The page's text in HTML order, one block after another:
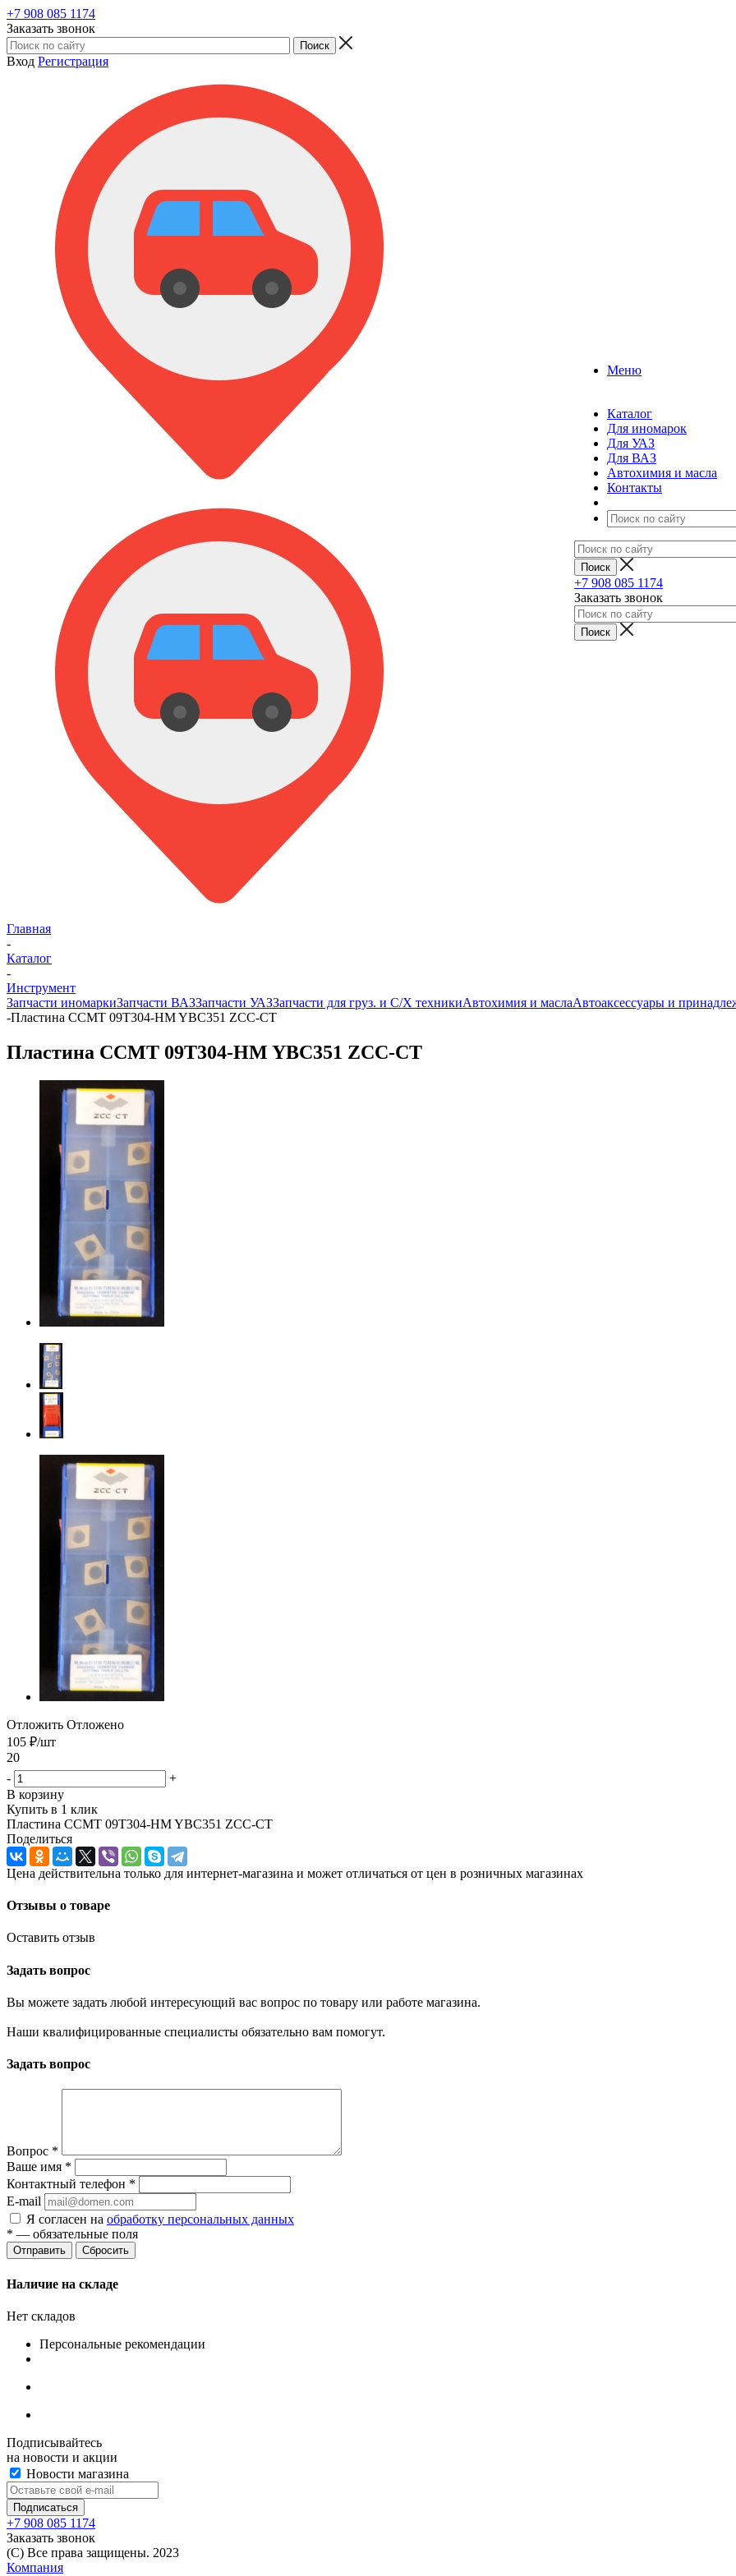
+7 908 085 1174
Заказать звонок
Вход Регистрация
Меню
Каталог
Для иномарок
Для УАЗ
Для ВАЗ
Автохимия и масла
Контакты
+7 908 085 1174
Заказать звонок
Главная
-
Каталог
-
Инструмент
Запчасти иномаркиЗапчасти ВАЗЗапчасти УАЗЗапчасти для груз. и С/Х техникиАвтохимия и маслаАвтоаксессуары и
-Пластина CCMT 09T304-HM YBC351 ZCC-CT
Пластина CCMT 09T304-HM YBC351 ZCC-CT
Отложить Отложено
105 ₽/шт
20
-
+
В корзину
Купить в 1 клик
Пластина CCMT 09T304-HM YBC351 ZCC-CT
Поделиться
Цена действительна только для интернет-магазина и может отличаться от цен в розничных магазинах
Отзывы о товаре
Оставить отзыв
Задать вопрос
Вы можете задать любой интересующий вас вопрос по товару или работе магазина.
Наши квалифицированные специалисты обязательно вам помогут.
Задать вопрос
Вопрос *
Ваше имя *
Контактный телефон *
E-mail
Я согласен на обработку персональных данных
* — обязательные поля
Сбросить
Наличие на складе
Нет складов
Персональные рекомендации
Подписывайтесь
на новости и акции
Новости магазина
+7 908 085 1174
Заказать звонок
(C) Все права защищены. 2023
Компания